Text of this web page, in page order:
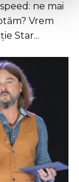
ne mai
Vrem
Star...